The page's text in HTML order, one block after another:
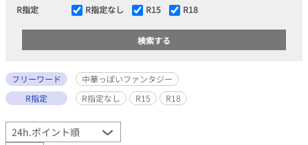
R指定 R指定なし R15 R18
フリーワード
中華っぽいファンタジー
R指定
R指定なし R15 R18